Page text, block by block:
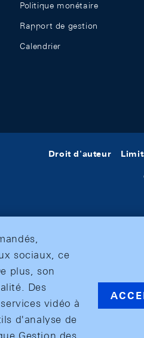
Politique monétaire
Rapport de gestion
Calendrier
Droit d'auteur
sociaux, ce
plus, son
Des
vidéo à
d'analyse de